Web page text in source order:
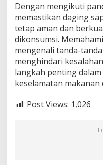
Dengan mengikuti
memastikan daging
tetap aman dan
dikonsumsi.
mengenali tanda-
menghindari
langkah penting
keselamatan makanan
Post Views: 1,026